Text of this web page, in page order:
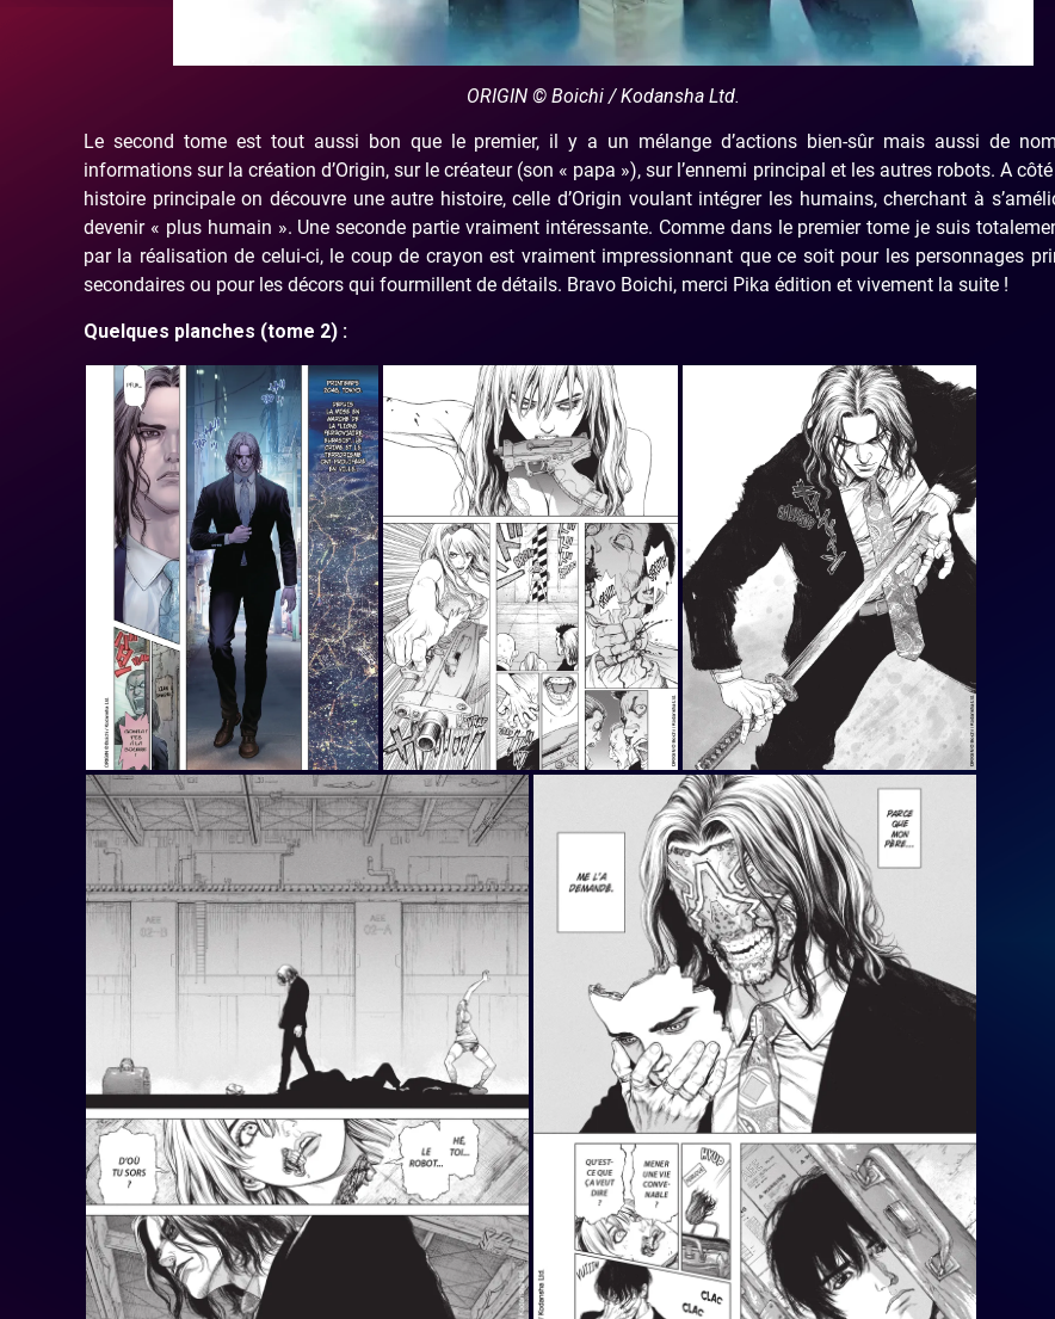
ORIGIN © Boichi / Kodansha Ltd.
Le second tome est tout aussi bon que le premier, il y a un mélange d’actions bien-sûr mais aussi de
informations sur la création d’Origin, sur le créateur (son « papa »), sur l’ennemi principal et les autres robots. A
histoire principale on découvre une autre histoire, celle d’Origin voulant intégrer les humains, cherchant à
devenir « plus humain ». Une seconde partie vraiment intéressante. Comme dans le premier tome je suis
par la réalisation de celui-ci, le coup de crayon est vraiment impressionnant que ce soit pour les personnages
secondaires ou pour les décors qui fourmillent de détails. Bravo Boichi, merci Pika édition et vivement la suite !
Quelques planches (tome 2) :